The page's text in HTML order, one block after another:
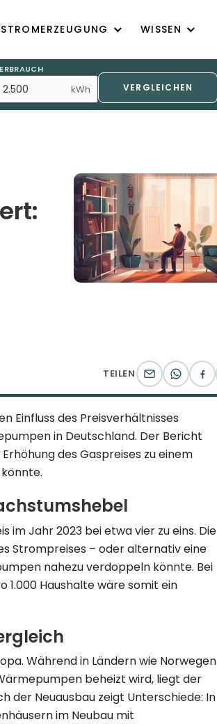
STROMERZEUGUNG WISSEN
kWh VERGLEICHEN
TEILEN
Einfluss des Preisverhältnisses
in Deutschland. Der Bericht
des Gaspreises zu einem
im Jahr 2023 bei etwa vier zu eins. Die
Strompreises – oder alternativ eine
nahezu verdoppeln könnte. Bei
1.000 Haushalte wäre somit ein
Während in Ländern wie Norwegen
beheizt wird, liegt der
der Neuausbau zeigt Unterschiede: In
im Neubau mit